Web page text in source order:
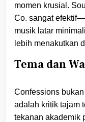
momen krusial.
Co. sangat
musik latar
lebih menakutkan
Tema dan
Confessions
adalah kritik tajam
tekanan akademik